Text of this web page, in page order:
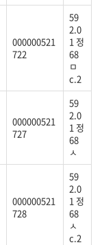
000000521
722
59
2.0
1 정
68
ㅁ
c.2
000000521
727
59
2.0
1 정
68
ㅅ
000000521
728
59
2.0
1 정
68
ㅅ
c.2